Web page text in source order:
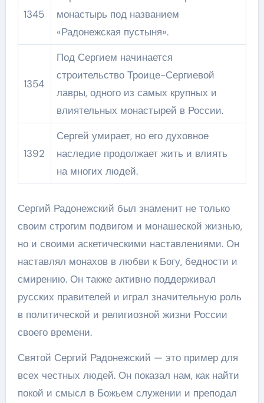
1345
монастырь под названием
«Радонежская пустыня».
1354
Под Сергием начинается
строительство Троице-Сергиевой
лавры, одного из самых крупных и
влиятельных монастырей в России.
1392
Сергей умирает, но его духовное
наследие продолжает жить и влиять
на многих людей.
Сергий Радонежский был знаменит не только
своим строгим подвигом и монашеской жизнью,
но и своими аскетическими наставлениями. Он
наставлял монахов в любви к Богу, бедности и
смирению. Он также активно поддерживал
русских правителей и играл значительную роль
в политической и религиозной жизни России
своего времени.
Святой Сергий Радонежский — это пример для
всех честных людей. Он показал нам, как найти
покой и смысл в Божьем служении и преподал